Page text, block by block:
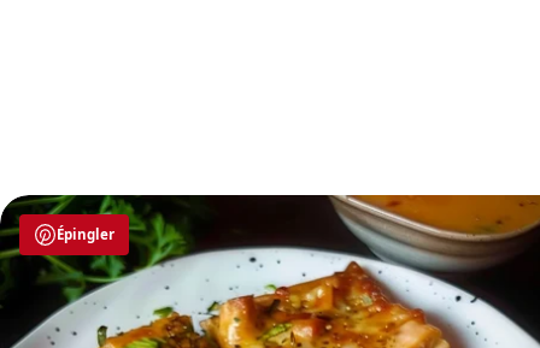
Épingler